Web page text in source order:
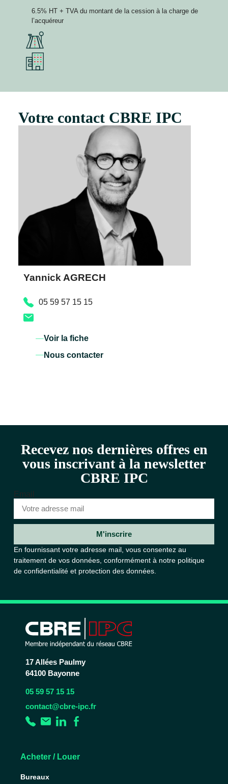
6.5% HT + TVA du montant de la cession à la charge de
l’acquéreur
Votre contact CBRE IPC
Yannick AGRECH
05 59 57 15 15
Voir la fiche
Nous contacter
Recevez nos dernières offres en
vous inscrivant à la newsletter
CBRE IPC
Email
M'inscrire
En fournissant votre adresse mail, vous consentez au
traitement de vos données, conformément à notre politique
de confidentialité et protection des données.
17 Allées Paulmy
64100 Bayonne
05 59 57 15 15
contact@cbre-ipc.fr
Acheter / Louer
Bureaux